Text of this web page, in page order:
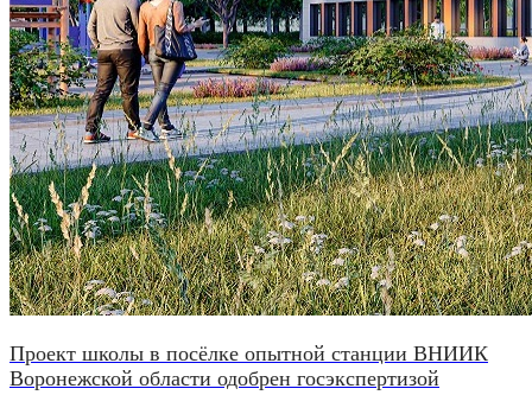
Проект школы в посёлке опытной станции ВНИИК
Воронежской области одобрен госэкспертизой